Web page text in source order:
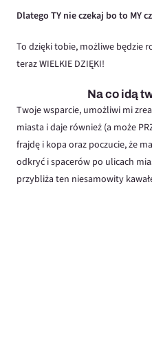
Dlatego TY nie czekaj bo to MY
To dzięki tobie, możliwe będzie
teraz WIELKIE DZIĘKI!
Na co idą
Twoje wsparcie, umożliwi mi
miasta i daje również (a może
frajdę i kopa oraz poczucie, że
odkryć i spacerów po ulicach
przybliża ten niesamowity